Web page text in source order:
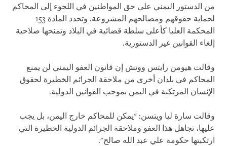
من الدستور اليمني على حق المواطنين في اللجوء إلى المحاكم
لحماية حقوقهم ومصالحهم المشروعة. وتحدد المادة 153
المحكمة العليا كأعلى سلطة قضائية في البلاد وتمنحها صلاحية
إلغاء القوانين غير الدستورية.
وقالت هيومن رايتس ووتش إن قانون العفو اليمني لن يمنع
المحاكم في بلدان أخرى من ملاحقة الجرائم الخطيرة لحقوق
الإنسان المرتكبة في اليمن بموجب القوانين الدولية.
وقالت سارة ليا ويتسن: "يمكن للمحاكم خارج اليمن، بل يجب
عليها، تجاهل هذا العفو وملاحقة الجرائم الدولية الخطيرة التي
ارتكبتها حكومة علي عبد الله صالح".